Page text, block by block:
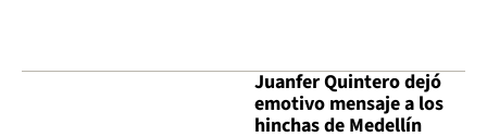
Juanfer Quintero dejó
emotivo mensaje a los
hinchas de Medellín